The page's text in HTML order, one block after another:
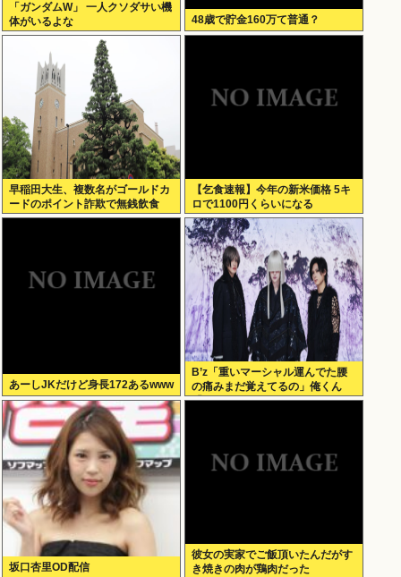
「ガンダムW」 一人クソダサい機
体がいるよな
48歳で貯金160万て普通？
早稲田大生、複数名がゴールドカ
ードのポイント詐欺で無銭飲食
【乞食速報】今年の新米価格 5キ
ロで1100円くらいになる
あーしJKだけど身長172あるwww
B’z「重いマーシャル運んでた腰
の痛みまだ覚えてるの」俺くん
「マーシャルって何？ 」
坂口杏里OD配信
彼女の実家でご飯頂いたんだがす
き焼きの肉が鶏肉だった